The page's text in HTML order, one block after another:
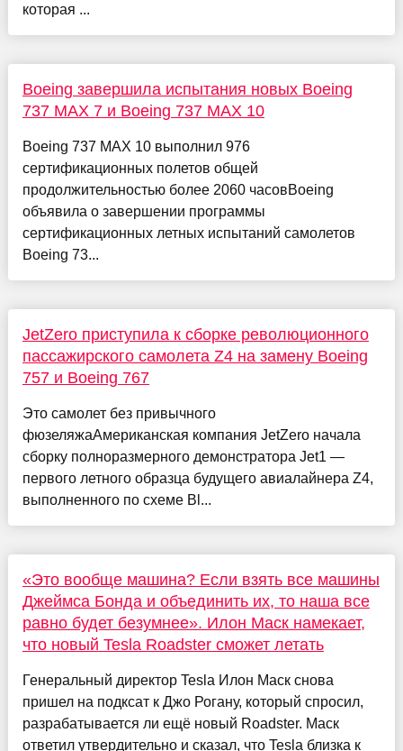
которая ...
Boeing завершила испытания новых Boeing
737 MAX 7 и Boeing 737 MAX 10
Boeing 737 MAX 10 выполнил 976
сертификационных полетов общей
продолжительностью более 2060 часовBoeing
объявила о завершении программы
сертификационных летных испытаний самолетов
Boeing 73...
JetZero приступила к сборке революционного
пассажирского самолета Z4 на замену Boeing
757 и Boeing 767
Это самолет без привычного
фюзеляжаАмериканская компания JetZero начала
сборку полноразмерного демонстратора Jet1 —
первого летного образца будущего авиалайнера Z4,
выполненного по схеме Bl...
«Это вообще машина? Если взять все машины
Джеймса Бонда и объединить их, то наша все
равно будет безумнее». Илон Маск намекает,
что новый Tesla Roadster сможет летать
Генеральный директор Tesla Илон Маск снова
пришел на подксат к Джо Рогану, который спросил,
разрабатывается ли ещё новый Roadster. Маск
ответил утвердительно и сказал, что Tesla близка к